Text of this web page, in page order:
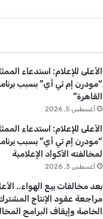
T
u
b
e
ق
ا
م
الأعلى للإعلام: استدعاء
“مودرن إم تي أي” بسبب
القاهرة”
أغسطس 5, 2026
الأعلى للإعلام: استدعاء
“مودرن إم تي أي” بسبب
لمخالفته الأكواد الإعلامية
أغسطس 3, 2026
بعد مخالفات بيع الهواء..
مراجعة عقود الإنتاج
الخاصة وإيقاف البرامج